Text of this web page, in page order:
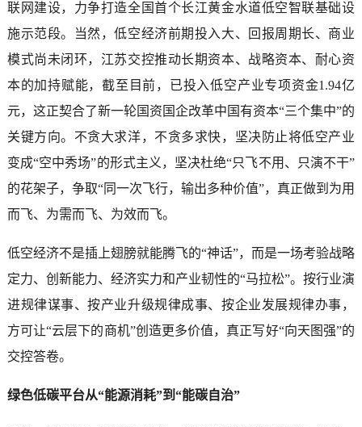
联网建设，力争打造全国首个长江黄金水道低空智联基础设
施示范段。当然，低空经济前期投入大、回报周期长、商业
模式尚未闭环，江苏交控推动长期资本、战略资本、耐心资
本的加持赋能，截至目前，已投入低空产业专项资金1.94亿
元，这正契合了新一轮国资国企改革中国有资本“三个集中”的
关键方向。不贪大求洋，不贪多求快，坚决防止将低空产业
变成“空中秀场”的形式主义，坚决杜绝“只飞不用、只演不干”
的花架子，争取“同一次飞行，输出多种价值”，真正做到为用
而飞、为需而飞、为效而飞。
低空经济不是插上翅膀就能腾飞的“神话”，而是一场考验战略
定力、创新能力、经济实力和产业韧性的“马拉松”。按行业演
进规律谋事、按产业升级规律成事、按企业发展规律办事，
方可让“云层下的商机”创造更多价值，真正写好“向天图强”的
交控答卷。
绿色低碳平台从“能源消耗”到“能碳自治”